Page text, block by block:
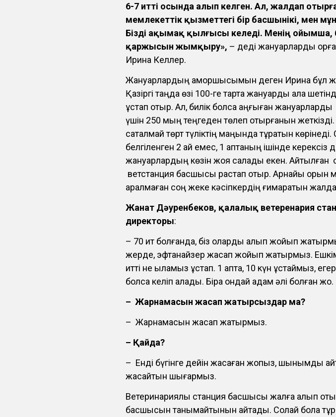
6-7 итті осында алып келген. Ал, жалдап
мемлекеттік қызметтегі бір басшынікі, мен
Бізді ақымақ қылғысы келеді. Менің ойымша,
қаржысын жымқыру», – деді жануарларды
Ирина Келлер.
Жануарлардың қамқоршысымын деген Ирина бұл
Қазіргі таңда өзі 100-ге тарта жануарды қала
ұстап отыр. Ал, билік болса қаңғыған жануарларды
үшін 250 мың теңгеден төлеп отырғанын
сақталмай төрт түліктің маңында тұратын
белгіленген 2 ай емес, 1 аптаның ішінде керексіз
жануарлардың көзін жоя салады екен. Айтылған
ветстанция басшысы растап отыр. Арнайы орын
қаралмаған соң жеке кәсіпкердің ғимаратын
Жанат Дәуренбеков, қалалық ветеренария
директоры:
– 70 ит болғанда, біз оларды алып жойып
жерде, эфтанайзер жасап жойып жатырмыз.
итті не қыламыз ұстап. 1 апта, 10 күн ұстаймыз,
болса келіп алады. Бірақ ондай адам әлі болған жоқ.
– Жарнамасын жасап жатырсыздар ма?
– Жарнамасын жасап жатырмыз.
– Қайда?
– Енді бүгінге дейін жасаған жоқпыз, шынымды
жасайтын шығармыз.
Ветеринариялық станция басшысы жалға алып
басшысын танымайтынын айтады. Солай бола